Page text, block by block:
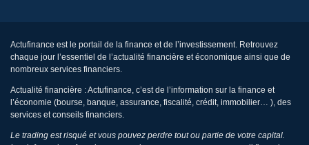
Actufinance est le portail de la finance et de l’investissement. Retrouvez
chaque jour l’essentiel de l’actualité financière et économique ainsi que de
nombreux services financiers.
Actualité financière : Actufinance, c’est de l’information sur la finance et
l’économie (bourse, banque, assurance, fiscalité, crédit, immobilier… ), des
services et conseils financiers.
Le trading est risqué et vous pouvez perdre tout ou partie de votre capital.